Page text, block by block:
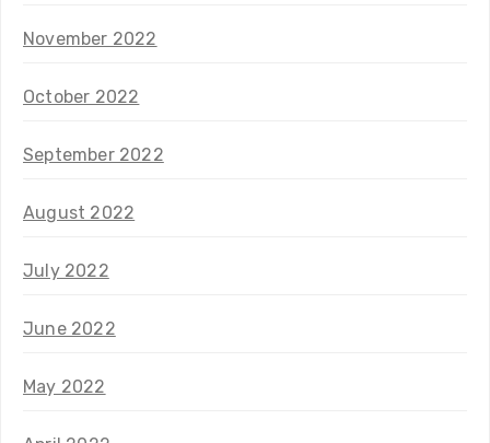
November 2022
October 2022
September 2022
August 2022
July 2022
June 2022
May 2022